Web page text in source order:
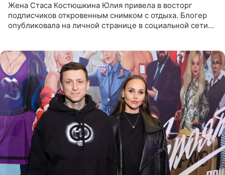
Жена Стаса Костюшкина Юлия привела в восторг
подписчиков откровенным снимком с отдыха. Блогер
опубликовала на личной странице в социальной сети